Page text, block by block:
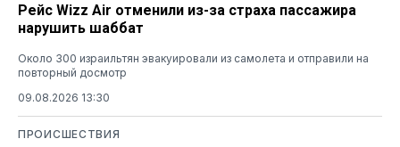
Рейс Wizz Air отменили из-за страха пассажира
нарушить шаббат
Около 300 израильтян эвакуировали из самолета и отправили на
повторный досмотр
09.08.2026 13:30
ПРОИСШЕСТВИЯ